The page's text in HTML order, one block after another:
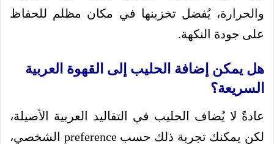
والحرارة، يُفضل تخزينها في مكان مظلم للحفاظ
على جودة النكهة.
هل يمكن إضافة الحليب إلى القهوة العربية
السريعة؟
عادةً لا يُضاف الحليب في التقاليد العربية الأصيلة،
لكن يمكنك تجربة ذلك حسب preference الشخصي،